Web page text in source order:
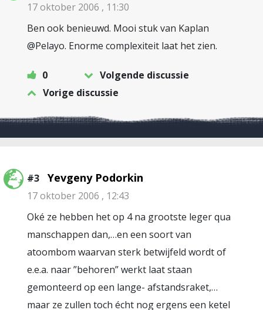
17 oktober 2006 , 11:30
Ben ook benieuwd. Mooi stuk van Kaplan
@Pelayo. Enorme complexiteit laat het zien.
0
Volgende discussie
Vorige discussie
#3 Yevgeny Podorkin
17 oktober 2006 , 12:43
Oké ze hebben het op 4 na grootste leger qua
manschappen dan,…en een soort van
atoombom waarvan sterk betwijfeld wordt of
e.e.a. naar ”behoren” werkt laat staan
gemonteerd op een lange- afstandsraket,…
maar ze zullen toch écht nog ergens een ketel